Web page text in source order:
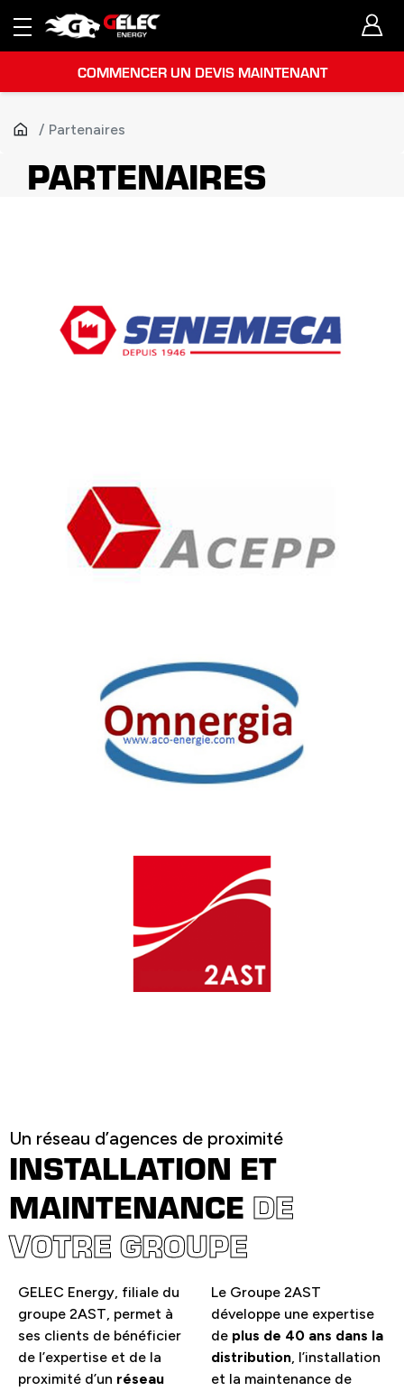
COMMENCER UN DEVIS MAINTENANT
Partenaires
PARTENAIRES
Un réseau d’agences de proximité
INSTALLATION ET
MAINTENANCE DE
VOTRE GROUPE
GELEC Energy, filiale du
groupe 2AST, permet à
ses clients de bénéficier
de l’expertise et de la
proximité d’un réseau
Le Groupe 2AST
développe une expertise
de plus de 40 ans dans la
distribution, l’installation
et la maintenance de